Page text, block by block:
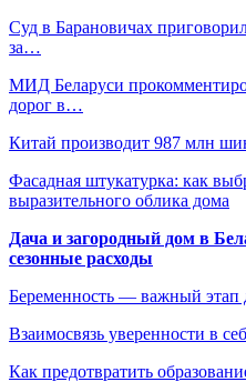
Суд в Барановичах
за…
МИД Беларуси
дорог в…
Китай производит 987 млн
Фасадная штукатурка: как
выразительного облика дома
Дача и загородный дом в
сезонные расходы
Беременность — важный этап
Взаимосвязь уверенности в
Как предотвратить